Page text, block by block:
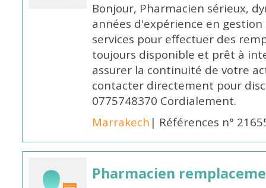
Bonjour, Pharmacien sérieux,
années d'expérience en
services pour effectuer des
toujours disponible et prêt à
assurer la continuité de votre
contacter directement pour
0775748370 Cordialement.
Marrakech | Références n°
Pharmacien